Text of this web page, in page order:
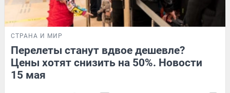
СТРАНА И МИР
Перелеты станут вдвое дешевле?
Цены хотят снизить на 50%. Новости
15 мая